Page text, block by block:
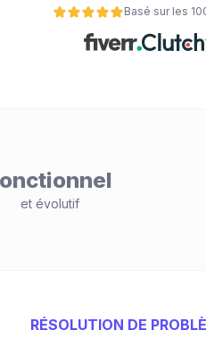
Basé sur les
et évolutif
RÉSOLUTION DE